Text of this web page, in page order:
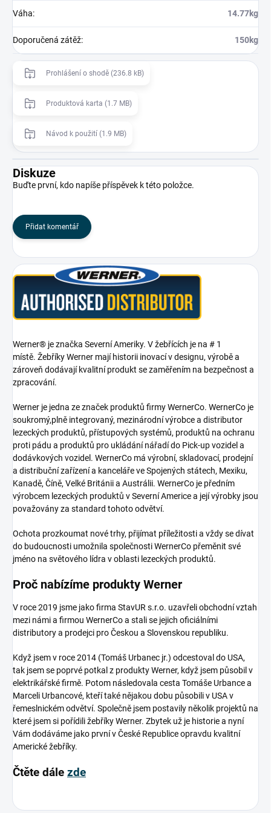
Váha: 14.77kg
Doporučená zátěž: 150kg
Prohlášení o shodě (236.8 kB)
Produktová karta (1.7 MB)
Návod k použití (1.9 MB)
Diskuze
Buďte první, kdo napíše příspěvek k této položce.
Přidat komentář
Werner® je značka Severní Ameriky. V žebřících je na # 1
místě. Žebříky Werner mají historii inovací v designu, výrobě a
zároveň dodávají kvalitní produkt se zaměřením na bezpečnost a
zpracování.
Werner je jedna ze značek produktů firmy WernerCo. WernerCo je
soukromý,plně integrovaný, mezinárodní výrobce a distributor
lezeckých produktů, přístupových systémů, produktů na ochranu
proti pádu a produktů pro ukládání nářadí do Pick-up vozidel a
dodávkových vozidel. WernerCo má výrobní, skladovací, prodejní
a distribuční zařízení a kanceláře ve Spojených státech, Mexiku,
Kanadě, Číně, Velké Británii a Austrálii. WernerCo je předním
výrobcem lezeckých produktů v Severní Americe a její výrobky jsou
považovány za standard tohoto odvětví.
Ochota prozkoumat nové trhy, přijímat příležitosti a vždy se dívat
do budoucnosti umožnila společnosti WernerCo přeměnit své
jméno na světového lídra v oblasti lezeckých produktů.
Proč nabízíme produkty Werner
V roce 2019 jsme jako firma StavUR s.r.o. uzavřeli obchodní vztah
mezi námi a firmou WernerCo a stali se jejich oficiálními
distributory a prodejci pro Českou a Slovenskou republiku.
Když jsem v roce 2014 (Tomáš Urbanec jr.) odcestoval do USA,
tak jsem se poprvé potkal z produkty Werner, když jsem působil v
elektrikářské firmě. Potom následovala cesta Tomáše Urbance a
Marceli Urbancové, kteří také nějakou dobu působili v USA v
řemeslnickém odvětví. Společně jsem postavily několik projektů na
které jsem si pořídili žebříky Werner. Zbytek už je historie a nyní
Vám dodáváme jako první v České Republice opravdu kvalitní
Americké žebříky.
Čtěte dále zde